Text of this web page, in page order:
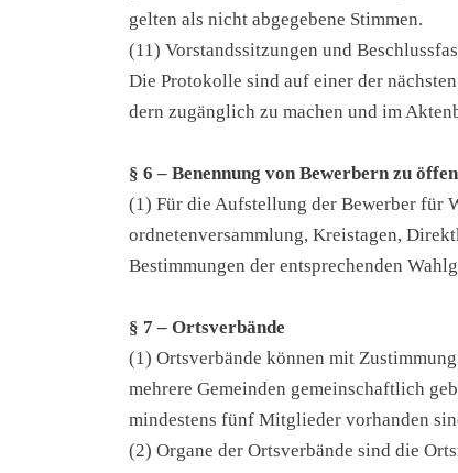
gel­ten als nicht abge­ge­be­ne Stim­men.
(11) Vor­stands­sit­zun­gen und
Die Pro­to­kol­le sind auf einer der
dern zugäng­lich zu machen und im
§ 6 – Benen­nung von Bewer­bern zu
(1) Für die Auf­stel­lung der Bewer­ber für
ord­ne­ten­ver­samm­lung, Kreis­ta­gen,
Bestim­mun­gen der ent­spre­chen­den
§ 7 – Orts­ver­bän­de
(1) Orts­ver­bän­de kön­nen mit
meh­re­re Gemein­den gemein­schaft­lich
min­des­tens fünf Mit­glie­der vor­han­den
(2) Orga­ne der Orts­ver­bän­de sind die